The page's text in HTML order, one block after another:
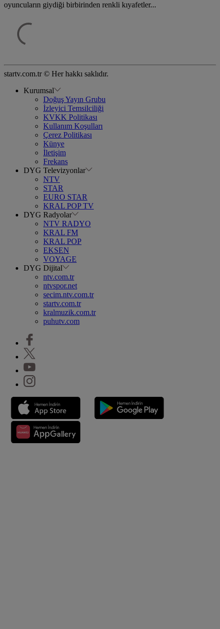
oyuncuların giydiği birbirinden renkli kıyafetler...
startv.com.tr © Her hakkı saklıdır.
Kurumsal
Doğuş Yayın Grubu
İzleyici Temsilciliği
KVKK Politikası
Kullanım Koşulları
Çerez Politikası
Künye
İletişim
Frekans
DYG Televizyonlar
NTV
STAR
EURO STAR
KRAL POP TV
DYG Radyolar
NTV RADYO
KRAL FM
KRAL POP
EKSEN
VOYAGE
DYG Dijital
ntv.com.tr
ntvspor.net
secim.ntv.com.tr
startv.com.tr
kralmuzik.com.tr
puhutv.com